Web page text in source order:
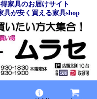
家具のお届けサイト
具が安く買える家具shop